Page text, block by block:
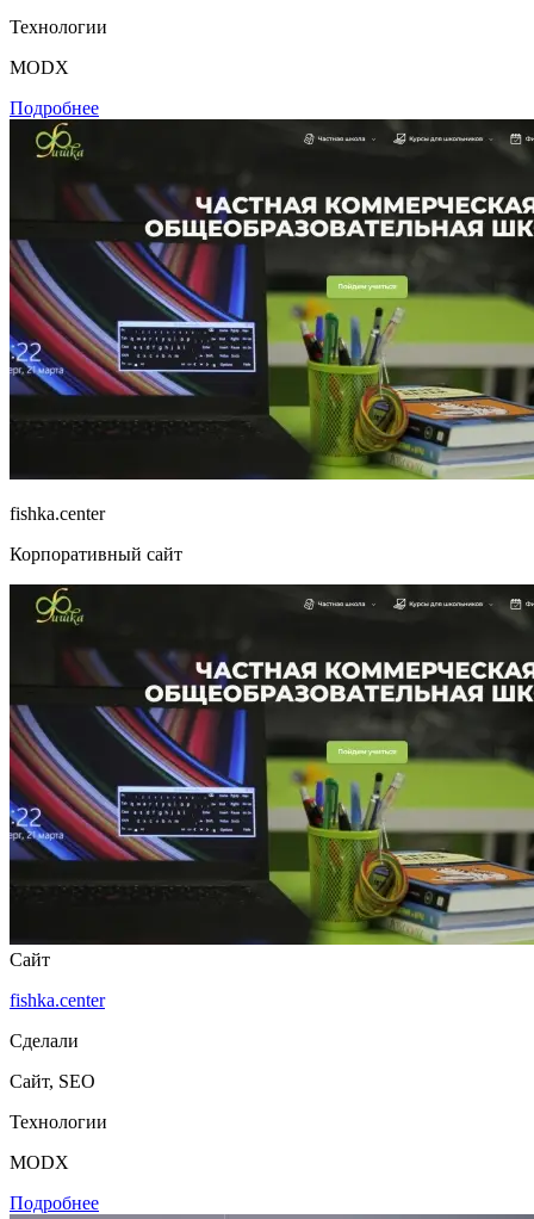
Технологии
MODX
Подробнее
fishka.center
Корпоративный сайт
Сайт
fishka.center
Сделали
Сайт, SEO
Технологии
MODX
Подробнее